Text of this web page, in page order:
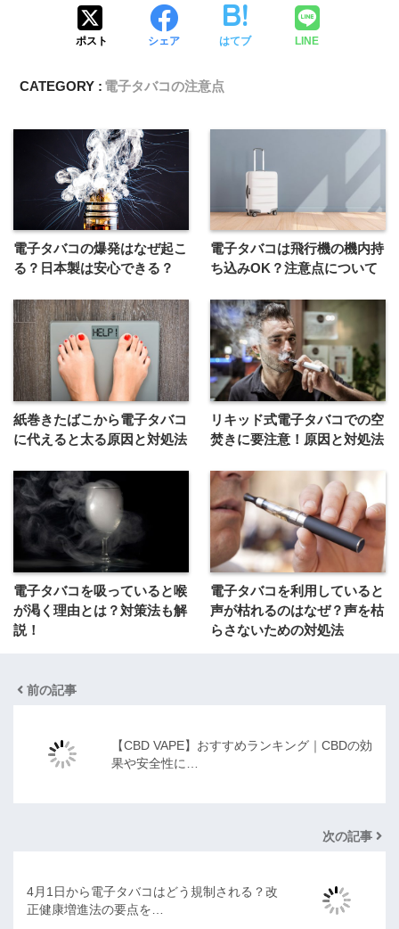
ポスト シェア はてブ LINE
CATEGORY : 電子タバコの注意点
電子タバコの爆発はなぜ起こ
る？日本製は安心できる？
電子タバコは飛行機の機内持
ち込みOK？注意点について
紙巻きたばこから電子タバコ
に代えると太る原因と対処法
リキッド式電子タバコでの空
焚きに要注意！原因と対処法
電子タバコを吸っていると喉
が渇く理由とは？対策法も解
説！
電子タバコを利用していると
声が枯れるのはなぜ？声を枯
らさないための対処法
前の記事
【CBD VAPE】おすすめランキング｜CBDの効
果や安全性に…
次の記事
4月1日から電子タバコはどう規制される？改
正健康増進法の要点を…